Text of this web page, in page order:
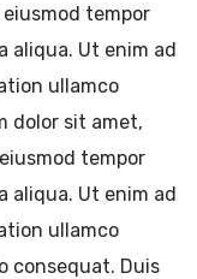
tempor
aliqua. Ut enim ad
ullamco
dolor sit amet,
tempor
aliqua. Ut enim ad
ullamco
consequat. Duis